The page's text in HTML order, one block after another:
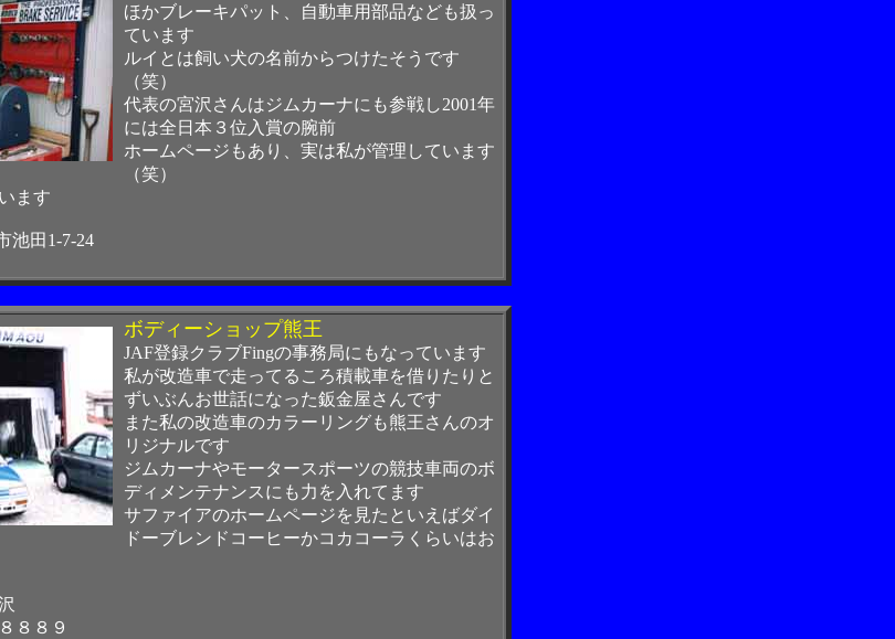
ほかブレーキパット、自動車用部品なども扱っ
ています
ルイとは飼い犬の名前からつけたそうです
（笑）
代表の宮沢さんはジムカーナにも参戦し2001年
には全日本３位入賞の腕前
ホームページもあり、実は私が管理しています
（笑）
ます
田1-7-24
ボディーショップ熊王
JAF登録クラブFingの事務局にもなっています
私が改造車で走ってるころ積載車を借りたりと
ずいぶんお世話になった鈑金屋さんです
また私の改造車のカラーリングも熊王さんのオ
リジナルです
ジムカーナやモータースポーツの競技車両のボ
ディメンテナンスにも力を入れてます
サファイアのホームページを見たといえばダイ
ドーブレンドコーヒーかコカコーラくらいはお
８８９